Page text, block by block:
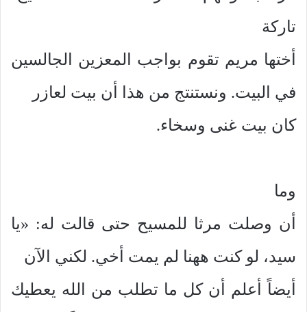
تاركة
أختها مريم تقوم بواجب المعزين الجالسين
في البيت. ونستنتج من هذا أن بيت لعازر
كان بيت غنى وسخاء.
وما
أن وصلت مرثا للمسيح حتى قالت له: «يا
سيد، لو كنت ههنا لم يمت أخي. لكني الآن
أيضاً أعلم أن كل ما تطلب من الله يعطيك